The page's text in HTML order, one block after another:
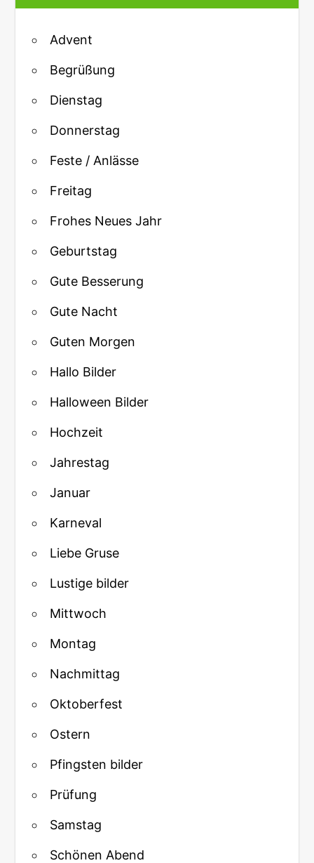
Advent
Begrüßung
Dienstag
Donnerstag
Feste / Anlässe
Freitag
Frohes Neues Jahr
Geburtstag
Gute Besserung
Gute Nacht
Guten Morgen
Hallo Bilder
Halloween Bilder
Hochzeit
Jahrestag
Januar
Karneval
Liebe Gruse
Lustige bilder
Mittwoch
Montag
Nachmittag
Oktoberfest
Ostern
Pfingsten bilder
Prüfung
Samstag
Schönen Abend